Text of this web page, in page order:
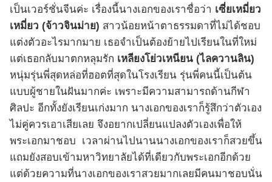
เป็นเวอร์ชั่นจีนค่ะ เรื่องนี้นางเอกของเราชื่อว่า เซี่ยเหมี่ยว
เหมี่ยว (จ้าวจินม่าย) สาวน้อยหน้าตาธรรมดาที่ไม่ได้ชอบ
แต่งตัวอะไรมากมาย เธอจำเป็นต้องย้ายไปเรียนในที่ใหม่
แต่เธอกลับมาตกหลุมรัก เหลียงโย่วเหนียน (ไลควานลิน)
หนุ่มรุ่นพี่สุดหล่อที่ฮอตที่สุดในโรงเรียน รุ่นพี่คนนี้เป็นต้น
แบบผู้ชายในฝันมากค่ะ เพราะมีความสามารถด้านกีฬา
ศิลปะ อีกทั้งยังเรียนเก่งมาก นางเอกของเราก็รู้สึกว่าตัวเอง
ไม่คู่ควรเอาเสียเลย จึงอยากเปลี่ยนแปลงตัวเองเพื่อให้
พระเอกมาชอบ เวลาผ่านไปนานนางเอกของเราก็สวยขึ้น
แถมยังสอบเข้ามหาวิทยาลัยได้ที่เดียวกับพระเอกอีกด้วย
แต่ด้วยความที่นางเอกของเราสวยมากเลยมีคนมาชอบนั่น